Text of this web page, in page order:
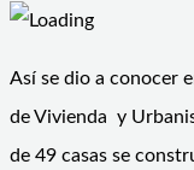
Así se dio a conocer
de Vivienda y
de 49 casas se